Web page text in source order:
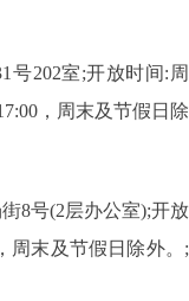
号202室;开放时间:周
，周末及节假日除
8号(2层办公室);开放
周末及节假日除外。;